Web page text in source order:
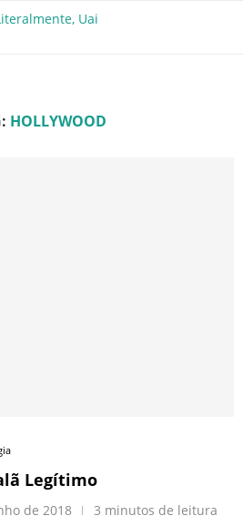
HOLLYWOOD
Legítimo
de 2018 3 minutos de leitura